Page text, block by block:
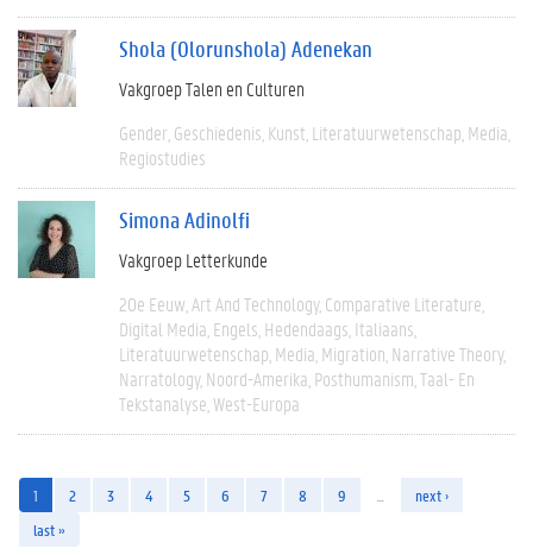
Shola (Olorunshola) Adenekan
Vakgroep Talen en Culturen
Gender Geschiedenis Kunst Literatuurwetenschap Media
Regiostudies
Simona Adinolfi
Vakgroep Letterkunde
20e Eeuw Art And Technology Comparative Literature
Digital Media Engels Hedendaags Italiaans
Literatuurwetenschap Media Migration Narrative Theory
Narratology Noord-Amerika Posthumanism Taal- En
Tekstanalyse West-Europa
1 2 3 4 5 6 7 8 9
next ›
last »